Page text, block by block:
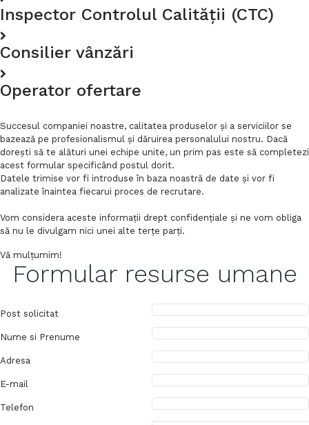
Inspector Controlul Calității (CTC)
Consilier vânzări
Operator ofertare
Succesul companiei noastre, calitatea produselor şi a serviciilor se
bazează pe profesionalismul şi dăruirea personalului nostru. Dacă
doreşti să te alături unei echipe unite, un prim pas este să completezi
acest formular specificând postul dorit.
Datele trimise vor fi introduse în baza noastră de date şi vor fi
analizate înaintea fiecarui proces de recrutare.
Vom considera aceste informaţii drept confidenţiale şi ne vom obliga
să nu le divulgam nici unei alte terţe parţi.
Vă mulţumim!
Formular resurse umane
Post solicitat
Nume si Prenume
Adresa
E-mail
Telefon